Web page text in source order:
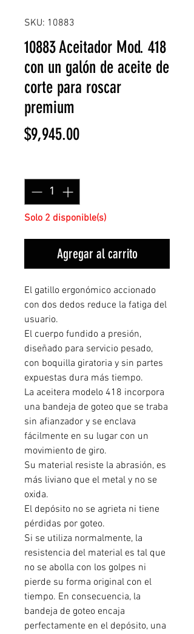
SKU: 10883
10883 Aceitador Mod. 418
con un galón de aceite de
corte para roscar
premium
$9,945.00Precio
Solo 2 disponible(s)
Agregar al carrito
El gatillo ergonómico accionado
con dos dedos reduce la fatiga del
usuario.
El cuerpo fundido a presión,
diseñado para servicio pesado,
con boquilla giratoria y sin partes
expuestas dura más tiempo.
La aceitera modelo 418 incorpora
una bandeja de goteo que se traba
sin afianzador y se enclava
fácilmente en su lugar con un
movimiento de giro.
Su material resiste la abrasión, es
más liviano que el metal y no se
oxida.
El depósito no se agrieta ni tiene
pérdidas por goteo.
Si se utiliza normalmente, la
resistencia del material es tal que
no se abolla con los golpes ni
pierde su forma original con el
tiempo. En consecuencia, la
bandeja de goteo encaja
perfectamente en el depósito, una